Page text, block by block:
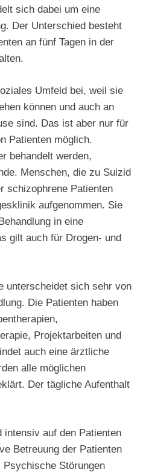
sich dabei um eine
Der Unterschied besteht
an fünf Tagen in der
Umfeld bei, weil sie
können und auch an
sind. Das ist aber nur für
Patienten möglich.
behandelt werden,
Menschen, die zu Suizid
schizophrene Patienten
aufgenommen. Sie
in eine
gilt auch für Drogen- und
unterscheidet sich sehr von
Die Patienten haben
Projektarbeiten und
auch eine ärztliche
alle möglichen
Der tägliche Aufenthalt
auf den Patienten
Betreuung der Patienten
Störungen